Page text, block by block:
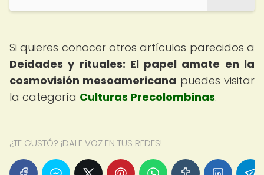
Si quieres conocer otros artículos parecidos a
Deidades y rituales: El papel amate en la
cosmovisión mesoamericana puedes visitar
la categoría Culturas Precolombinas.
¿TE GUSTÓ? ¡DALE VOZ EN TUS REDES!